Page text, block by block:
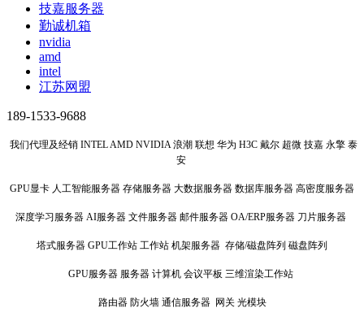
技嘉服务器
勤诚机箱
nvidia
amd
intel
江苏网盟
189-1533-9688
我们代理及经销 INTEL AMD NVIDIA 浪潮 联想 华为 H3C 戴尔 超微 技嘉 永擎 泰
安
GPU显卡 人工智能服务器 存储服务器 大数据服务器 数据库服务器 高密度服务器
深度学习服务器 AI服务器 文件服务器 邮件服务器 OA/ERP服务器 刀片服务器
塔式服务器 GPU工作站 工作站 机架服务器 存储/磁盘阵列 磁盘阵列
GPU服务器 服务器 计算机 会议平板 三维渲染工作站
路由器 防火墙 通信服务器 网关 光模块